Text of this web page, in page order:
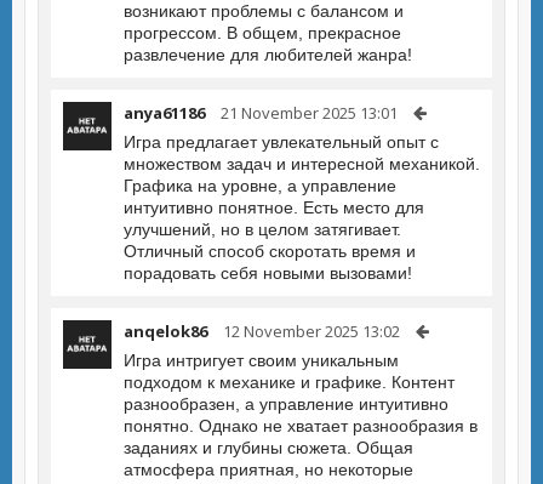
возникают проблемы с балансом и
прогрессом. В общем, прекрасное
развлечение для любителей жанра!
anya61186 21 November 2025 13:01
Игра предлагает увлекательный опыт с
множеством задач и интересной механикой.
Графика на уровне, а управление
интуитивно понятное. Есть место для
улучшений, но в целом затягивает.
Отличный способ скоротать время и
порадовать себя новыми вызовами!
anqelok86 12 November 2025 13:02
Игра интригует своим уникальным
подходом к механике и графике. Контент
разнообразен, а управление интуитивно
понятно. Однако не хватает разнообразия в
заданиях и глубины сюжета. Общая
атмосфера приятная, но некоторые